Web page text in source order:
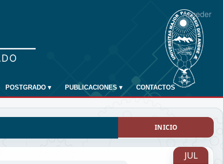
Acceder
POSTGRADO ▾ PUBLICACIONES ▾ CONTACTOS
INICIO
JUL